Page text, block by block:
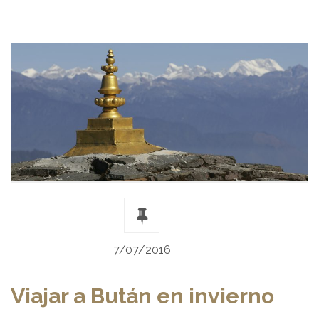
7/07/2016
Viajar a Bután en invierno